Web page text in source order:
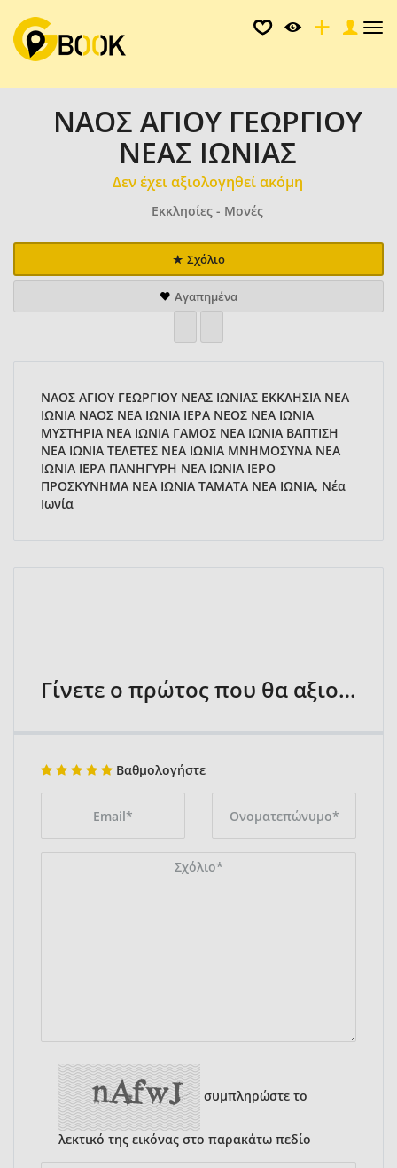
ΝΑΟΣ ΑΓΙΟΥ ΓΕΩΡΓΙΟΥ
ΝΕΑΣ ΙΩΝΙΑΣ
Δεν έχει αξιολογηθεί ακόμη
Εκκλησίες - Μονές
Σχόλιο
Αγαπημένα
ΝΑΟΣ ΑΓΙΟΥ ΓΕΩΡΓΙΟΥ ΝΕΑΣ ΙΩΝΙΑΣ ΕΚΚΛΗΣΙΑ ΝΕΑ
ΙΩΝΙΑ ΝΑΟΣ ΝΕΑ ΙΩΝΙΑ ΙΕΡΑ ΝΕΟΣ ΝΕΑ ΙΩΝΙΑ
ΜΥΣΤΗΡΙΑ ΝΕΑ ΙΩΝΙΑ ΓΑΜΟΣ ΝΕΑ ΙΩΝΙΑ ΒΑΠΤΙΣΗ
ΝΕΑ ΙΩΝΙΑ ΤΕΛΕΤΕΣ ΝΕΑ ΙΩΝΙΑ ΜΝΗΜΟΣΥΝΑ ΝΕΑ
ΙΩΝΙΑ ΙΕΡΑ ΠΑΝΗΓΥΡΗ ΝΕΑ ΙΩΝΙΑ ΙΕΡΟ
ΠΡΟΣΚΥΝΗΜΑ ΝΕΑ ΙΩΝΙΑ ΤΑΜΑΤΑ ΝΕΑ ΙΩΝΙΑ, Νέα
Ιωνία
Γίνετε ο πρώτος που θα αξιολογήσει
Βαθμολογήστε
συμπληρώστε το
λεκτικό της εικόνας στο παρακάτω πεδίο